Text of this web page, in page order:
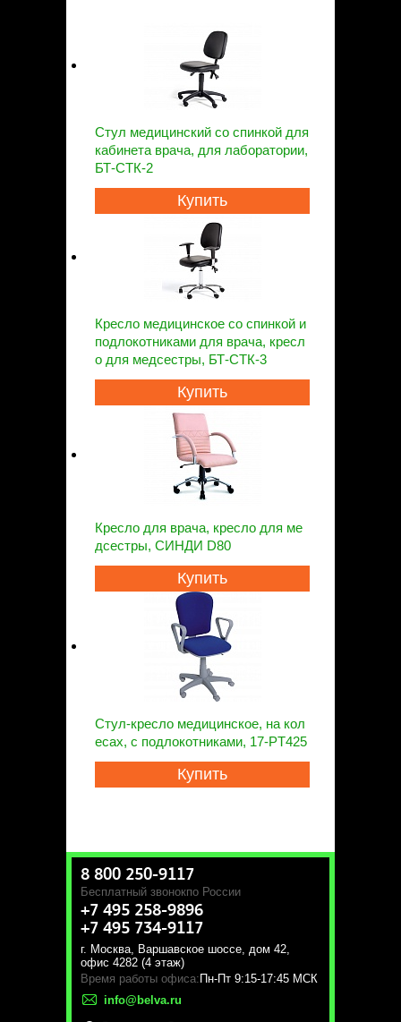
Стул медицинский со спинкой для
кабинета врача, для лаборатории,
БТ-СТК-2
Купить
Кресло медицинское со спинкой и
подлокотниками для врача, кресл
о для медсестры, БТ-СТК-3
Купить
Кресло для врача, кресло для ме
дсестры, СИНДИ D80
Купить
Стул-кресло медицинское, на кол
есах, с подлокотниками, 17-PT425
Купить
8 800 250-9117
Бесплатный звонокпо России
+7 495 258-9896
+7 495 734-9117
г. Москва, Варшавское шоссе, дом 42,
офис 4282 (4 этаж)
Время работы офиса: Пн-Пт 9:15-17:45 МСК
info@belva.ru